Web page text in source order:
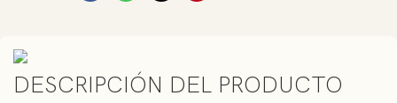
DESCRIPCIÓN DEL PRODUCTO